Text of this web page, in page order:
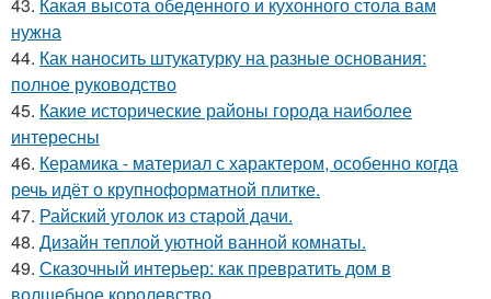
43. Какая высота обеденного и кухонного стола вам
нужна
44. Как наносить штукатурку на разные основания:
полное руководство
45. Какие исторические районы города наиболее
интересны
46. Керамика - материал с характером, особенно когда
речь идёт о крупноформатной плитке.
47. Райский уголок из старой дачи.
48. Дизайн теплой уютной ванной комнаты.
49. Сказочный интерьер: как превратить дом в